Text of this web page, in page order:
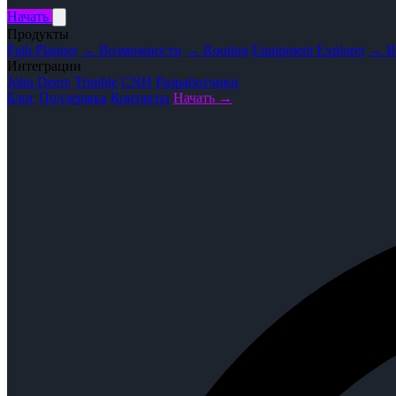
Начать
Продукты
Path Planner → Возможности → Routing Equipment Explorer →
Интеграции
John Deere Trimble CNH Разработчики
Блог Поддержка Контакты Начать →